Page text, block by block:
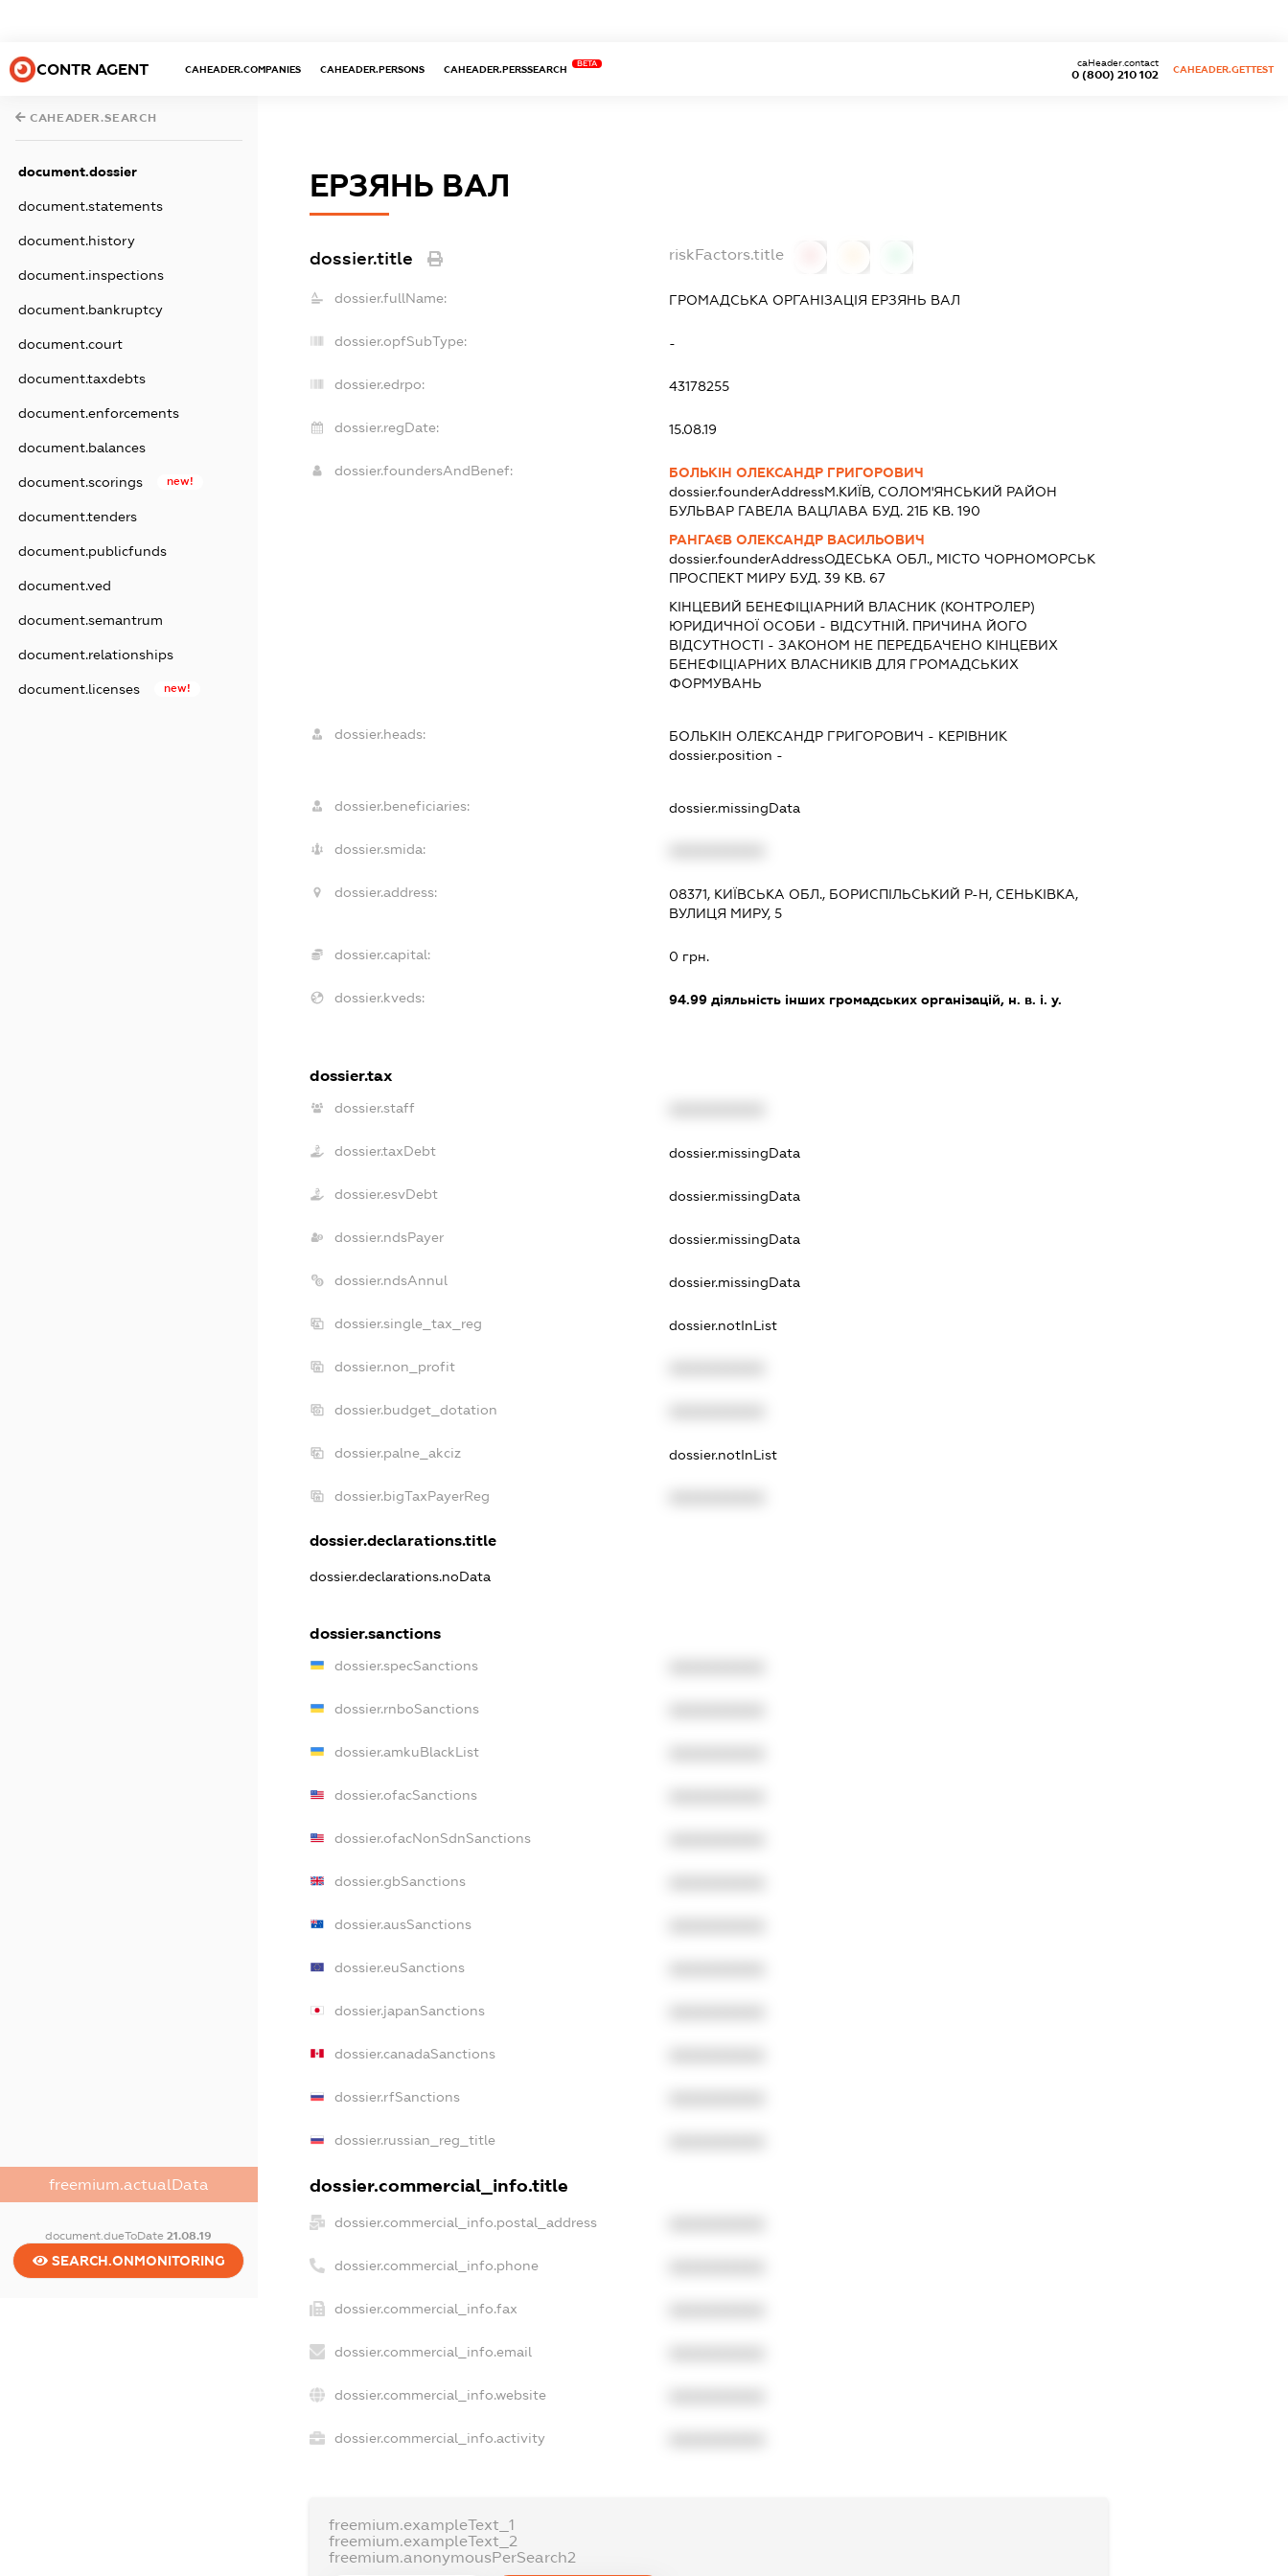
CONTR AGENT CAHEADER.COMPANIES CAHEADER.PERSONS CAHEADER.PERSSEARCH
BETA
0 (800) 210 102
caHeader.contact
CAHEADER.GETTEST
CAHEADER.SEARCH
document.dossier
document.statements
document.history
document.inspections
document.bankruptcy
document.court
document.taxdebts
document.enforcements
document.balances
document.scorings new!
document.tenders
document.publicfunds
document.ved
document.semantrum
document.relationships
document.licenses new!
freemium.actualData
document.dueToDate21.08.19
SEARCH.ONMONITORING
ЕРЗЯНЬ ВАЛ
dossier.title riskFactors.title
dossier.fullName: ГРОМАДСЬКА ОРГАНІЗАЦІЯ ЕРЗЯНЬ ВАЛ
dossier.opfSubType: -
dossier.edrpo: 43178255
dossier.regDate: 15.08.19
dossier.foundersAndBenef:
БОЛЬКІН ОЛЕКСАНДР ГРИГОРОВИЧ
dossier.founderAddressМ.КИЇВ, СОЛОМ'ЯНСЬКИЙ РАЙОН
БУЛЬВАР ГАВЕЛА ВАЦЛАВА БУД. 21Б КВ. 190
РАНГАЄВ ОЛЕКСАНДР ВАСИЛЬОВИЧ
dossier.founderAddressОДЕСЬКА ОБЛ., МІСТО ЧОРНОМОРСЬК
ПРОСПЕКТ МИРУ БУД. 39 КВ. 67
КІНЦЕВИЙ БЕНЕФІЦІАРНИЙ ВЛАСНИК (КОНТРОЛЕР)
ЮРИДИЧНОЇ ОСОБИ - ВІДСУТНІЙ. ПРИЧИНА ЙОГО
ВІДСУТНОСТІ - ЗАКОНОМ НЕ ПЕРЕДБАЧЕНО КІНЦЕВИХ
БЕНЕФІЦІАРНИХ ВЛАСНИКІВ ДЛЯ ГРОМАДСЬКИХ
ФОРМУВАНЬ
dossier.heads: БОЛЬКІН ОЛЕКСАНДР ГРИГОРОВИЧ - КЕРІВНИК
dossier.position -
dossier.beneficiaries: dossier.missingData
dossier.smida:
dossier.address:
08371, КИЇВСЬКА ОБЛ., БОРИСПІЛЬСЬКИЙ Р-Н, СЕНЬКІВКА,
ВУЛИЦЯ МИРУ, 5
dossier.capital: 0 грн.
dossier.kveds: 94.99діяльність інших громадських організацій, н. в. і. у.
dossier.tax
dossier.staff
dossier.taxDebt dossier.missingData
dossier.esvDebt dossier.missingData
dossier.ndsPayer dossier.missingData
dossier.ndsAnnul dossier.missingData
dossier.single_tax_reg dossier.notInList
dossier.non_profit
dossier.budget_dotation
dossier.palne_akciz dossier.notInList
dossier.bigTaxPayerReg
dossier.declarations.title
dossier.declarations.noData
dossier.sanctions
dossier.specSanctions
dossier.rnboSanctions
dossier.amkuBlackList
dossier.ofacSanctions
dossier.ofacNonSdnSanctions
dossier.gbSanctions
dossier.ausSanctions
dossier.euSanctions
dossier.japanSanctions
dossier.canadaSanctions
dossier.rfSanctions
dossier.russian_reg_title
dossier.commercial_info.title
dossier.commercial_info.postal_address
dossier.commercial_info.phone
dossier.commercial_info.fax
dossier.commercial_info.email
dossier.commercial_info.website
dossier.commercial_info.activity
freemium.exampleText_1
freemium.exampleText_2
freemium.anonymousPerSearch2